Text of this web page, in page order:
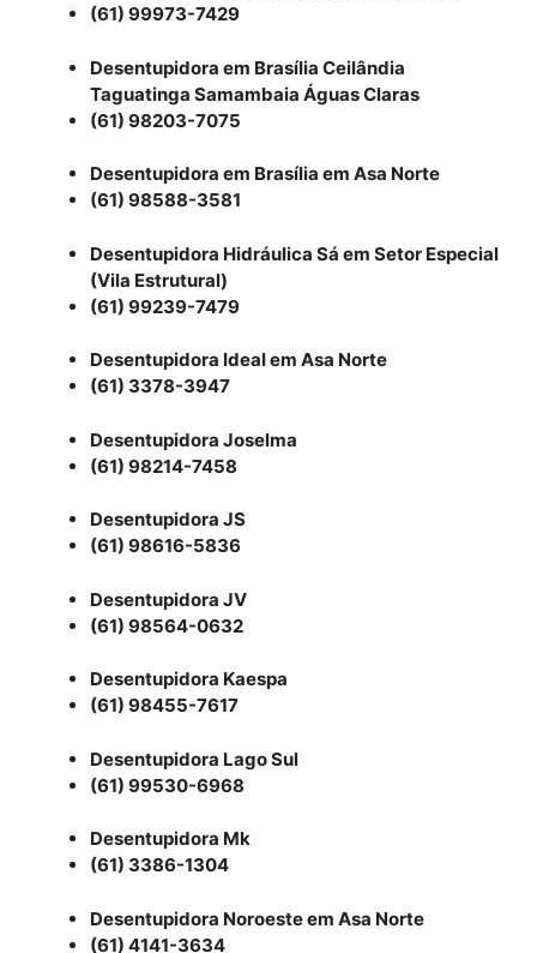
(61) 99973-7429
Desentupidora em Brasília Ceilândia
Taguatinga Samambaia Águas Claras
(61) 98203-7075
Desentupidora em Brasília em Asa Norte
(61) 98588-3581
Desentupidora Hidráulica Sá em Setor Especial
(Vila Estrutural)
(61) 99239-7479
Desentupidora Ideal em Asa Norte
(61) 3378-3947
Desentupidora Joselma
(61) 98214-7458
Desentupidora JS
(61) 98616-5836
Desentupidora JV
(61) 98564-0632
Desentupidora Kaespa
(61) 98455-7617
Desentupidora Lago Sul
(61) 99530-6968
Desentupidora Mk
(61) 3386-1304
Desentupidora Noroeste em Asa Norte
(61) 4141-3634